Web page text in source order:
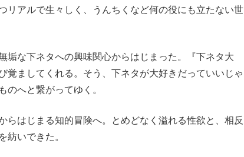
リアルで生々しく、うんちくなど何の役にも立たない世
な下ネタへの興味関心からはじまった。『下ネタ大
覚ましてくれる。そう、下ネタが大好きだっていいじゃ
のへと繋がってゆく。
はじまる知的冒険へ。とめどなく溢れる性欲と、相反
紡いできた。